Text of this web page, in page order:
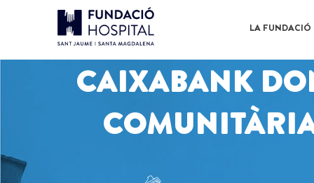
LA FUNDACIÓ
CAIXABANK